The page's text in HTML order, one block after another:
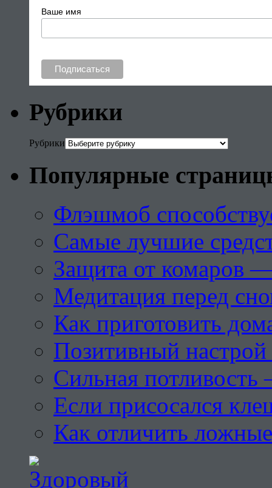
Ваше имя
Рубрики
Рубрики
Популярные
Флэшмоб
Самые лучшие
Защита от комаров
Медитация перед
Как приготовить
Позитивный настрой
Сильная потливость
Если присосался
Как отличить